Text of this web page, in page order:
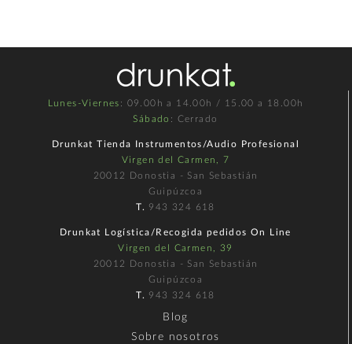
Lunes-Viernes : 09.00h a 14.00h / 15.00 a 18.00h
Sábado : Cerrado
Drunkat Tienda Instrumentos/Audio Profesional
Virgen del Carmen, 7
20012 Donostia - San Sebastián
Guipúzcoa
T. 943 324 618
Drunkat Logística/Recogida pedidos On Line
Virgen del Carmen, 39
20012 Donostia - San Sebastián
Guipúzcoa
T. 943 324 618
Blog
Sobre nosotros